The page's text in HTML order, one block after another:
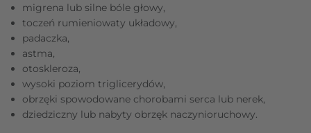
migrena lub silne bóle głowy,
toczeń rumieniowaty układowy,
padaczka,
astma,
otoskleroza,
wysoki poziom triglicerydów,
obrzęki spowodowane chorobami serca lub nerek,
dziedziczny lub nabyty obrzęk naczynioruchowy.